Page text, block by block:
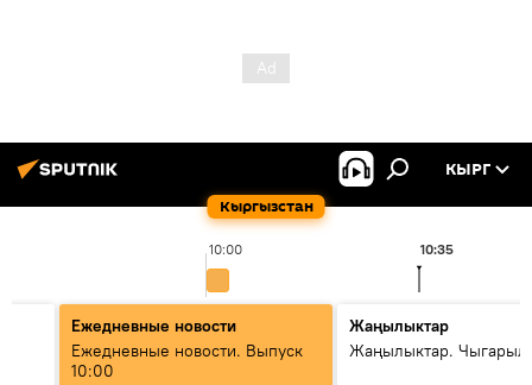
Кыргызстан
КЫРГ
10:00 10:35
Ежедневные новости
Ежедневные новости. Выпуск
10:00
Жаңылыктар
Жаңылыктар.